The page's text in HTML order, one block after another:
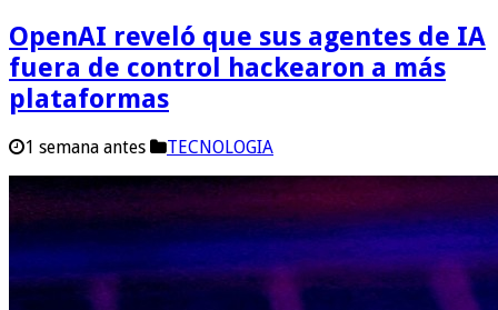
OpenAI reveló que sus agentes de IA
fuera de control hackearon a más
plataformas
1 semana antes TECNOLOGIA